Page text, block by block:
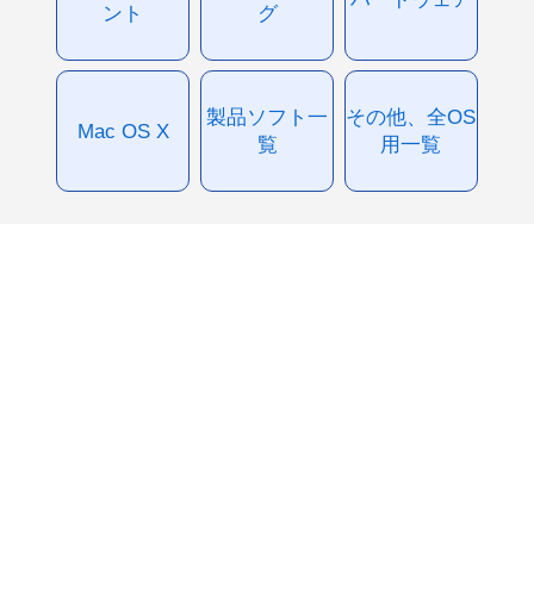
ント
グ
Mac OS X
製品ソフト一
覧
その他、全OS
用一覧